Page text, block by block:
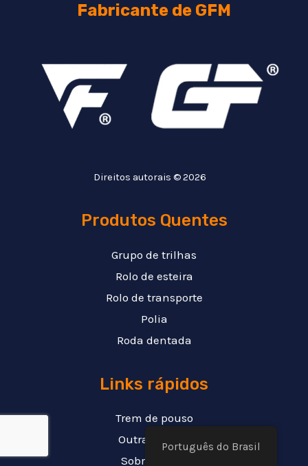
Fabricante de GFM
Direitos autorais © 2026
Produtos Quentes
Grupo de trilhas
Rolo de esteira
Rolo de transporte
Polia
Roda dentada
Links rápidos
Trem de pouso
Outras partes
Sobre a GFM
Português do Brasil